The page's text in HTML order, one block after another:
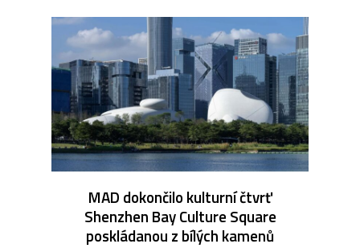
MAD dokončilo kulturní čtvrť
Shenzhen Bay Culture Square
poskládanou z bílých kamenů